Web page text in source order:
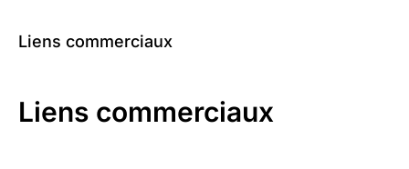
Liens commerciaux
Liens commerciaux